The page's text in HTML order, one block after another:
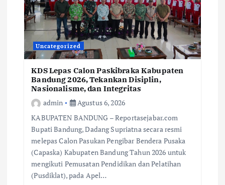
Uncategorized
KDS Lepas Calon Paskibraka Kabupaten
Bandung 2026, Tekankan Disiplin,
Nasionalisme, dan Integritas
admin
Agustus 6, 2026
KABUPATEN BANDUNG – Reportasejabar.com
Bupati Bandung, Dadang Supriatna secara resmi
melepas Calon Pasukan Pengibar Bendera Pusaka
(Capaska) Kabupaten Bandung Tahun 2026 untuk
mengikuti Pemusatan Pendidikan dan Pelatihan
(Pusdiklat), pada Apel…